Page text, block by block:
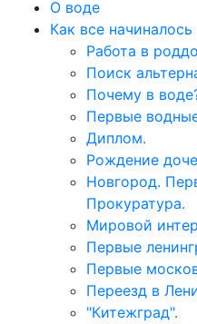
О воде
Как все начиналось
Работа в
Поиск
Почему в
Первые
Диплом.
Рождение
Новгород.
Прокуратура.
Мировой
Первые
Первые
Переезд в
"Китежград".